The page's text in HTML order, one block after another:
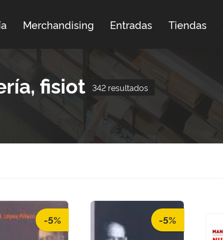
Merchandising Entradas Tiendas
fisiot 342 resultados
-5% -5%